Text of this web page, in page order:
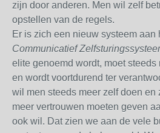
zijn door anderen. Men wil zelf
opstellen van de regels.
Er is zich een nieuw systeem aan
Communicatief
elite genoemd wordt, moet
en wordt voortdurend ter
wil men steeds meer zelf doen
meer vertrouwen moeten geven
ook wil. Dat zien we aan de vele